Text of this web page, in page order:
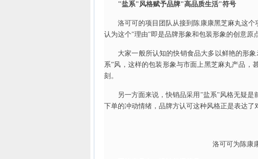
"盐系"风格赋予品牌"高品质生活"符号
洛可可的项目团队从接到陈康康黑芝麻丸这
认为这个"理由"即是品牌形象和包装形象的创意原
大家一般所认知的快销食品大多以鲜艳的形
系”风，这样的包装形象与市面上黑芝麻丸产品，
刻。
另一方面来说，快销品采用"盐系"风格无疑
下单的冲动情绪，品牌方认可这种风格正是表达了
洛可可为陈康